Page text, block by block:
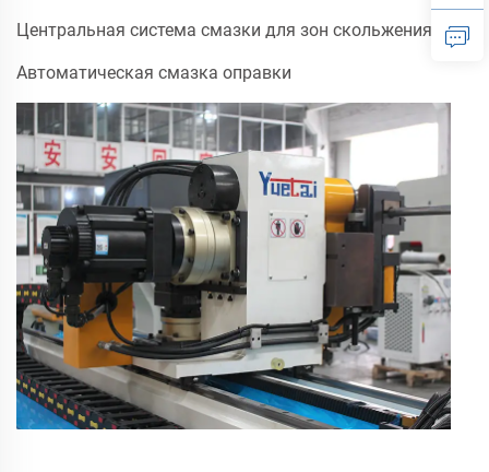
Центральная система смазки для зон скольжения
Автоматическая смазка оправки